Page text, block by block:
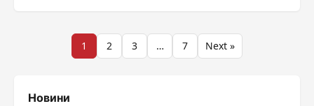
Разделяне
публикациите
1 2 3 … 7 Next »
Новини